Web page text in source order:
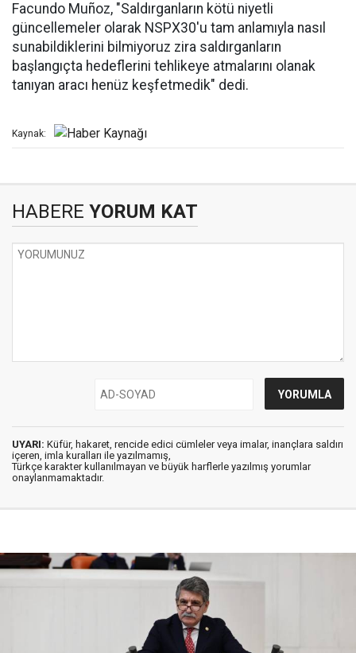
Facundo Muñoz, "Saldırganların kötü niyetli
güncellemeler olarak NSPX30'u tam anlamıyla nasıl
sunabildiklerini bilmiyoruz zira saldırganların
başlangıçta hedeflerini tehlikeye atmalarını olanak
tanıyan aracı henüz keşfetmedik" dedi.
Kaynak:
HABERE YORUM KAT
UYARI: Küfür, hakaret, rencide edici cümleler veya imalar, inançlara saldırı
içeren, imla kuralları ile yazılmamış,
Türkçe karakter kullanılmayan ve büyük harflerle yazılmış yorumlar
onaylanmamaktadır.